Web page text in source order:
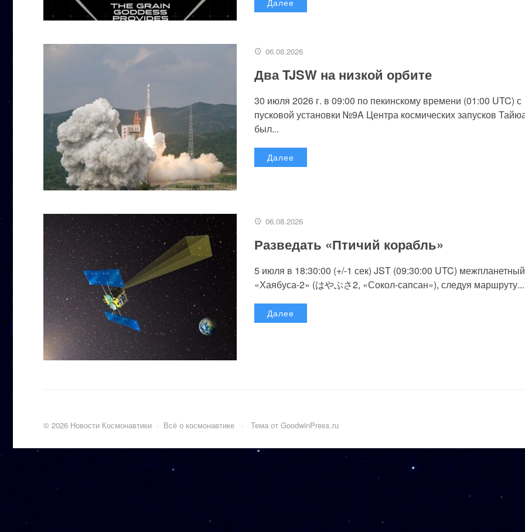
06.08.2026
Два TJSW на низкой орбите
30 июля 2026 г. в 09:00 по пекинскому времени (01:00 UTC) с
пусковой установки №9A Центра космических запусков
был...
Далее
06.08.2026
Разведать «Птичий корабль»
5 июля в 18:30:00 (+/-1 сек) JST (09:30:00 UTC)
«Хаябуса-2» (はやぶさ2, «Сокол-сапсан»), следуя маршруту...
Далее
© 2026 Новости Космонавтики · Всё о космонавтике · Тема от GoodwinPress.ru